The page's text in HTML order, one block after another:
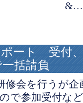
。 &…
ポート 受付
括請負
修会を行うが企
で参加受付な